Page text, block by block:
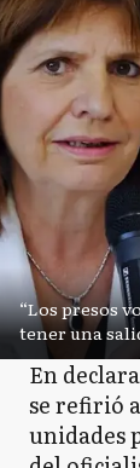
“Los presos
tener una
En
se refirió
unidades